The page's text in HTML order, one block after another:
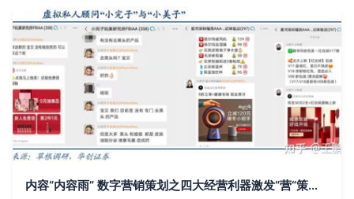
内容“内容雨” 数字营销策划之四大经营利器激发“营“策划之道